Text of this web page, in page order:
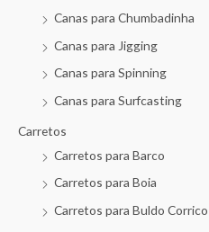
Canas para Chumbadinha
Canas para Jigging
Canas para Spinning
Canas para Surfcasting
Carretos
Carretos para Barco
Carretos para Boia
Carretos para Buldo Corrico